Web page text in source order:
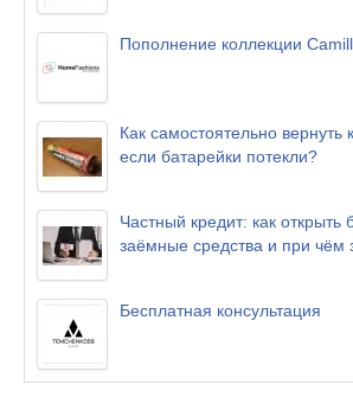
Пополнение коллекции
Как самостоятельно вернуть
если батарейки потекли?
Частный кредит: как открыть
заёмные средства и при чём
Бесплатная консультация